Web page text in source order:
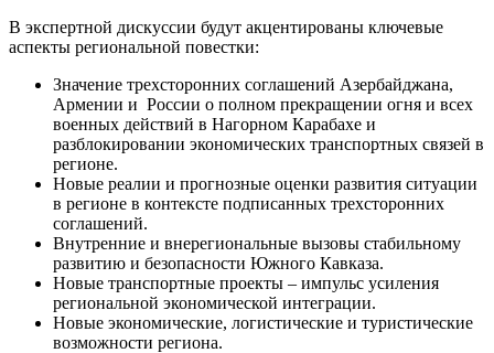
В экспертной дискуссии будут акцентированы ключевые
аспекты региональной повестки:
Значение трехсторонних соглашений Азербайджана,
Армении и России о полном прекращении огня и всех
военных действий в Нагорном Карабахе и
разблокировании экономических транспортных связей в
регионе.
Новые реалии и прогнозные оценки развития ситуации
в регионе в контексте подписанных трехсторонних
соглашений.
Внутренние и внерегиональные вызовы стабильному
развитию и безопасности Южного Кавказа.
Новые транспортные проекты – импульс усиления
региональной экономической интеграции.
Новые экономические, логистические и туристические
возможности региона.